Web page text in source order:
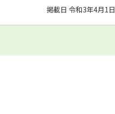
掲載日 令和3年4月1日